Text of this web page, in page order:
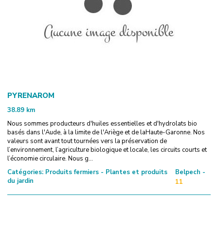
PYRENAROM
38.89 km
Nous sommes producteurs d'huiles essentielles et d'hydrolats bio
basés dans l'Aude, à la limite de l'Ariège et de laHaute-Garonne. Nos
valeurs sont avant tout tournées vers la préservation de
l’environnement, l’agriculture biologique et locale, les circuits courts et
l’économie circulaire. Nous g...
Catégories: Produits fermiers - Plantes et produits
du jardin
Belpech -
11